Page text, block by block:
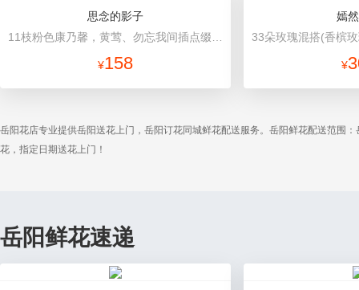
思念的影子
¥158
嫣
¥
岳阳花店专业提供岳阳送花上门，岳阳订花同城鲜花配送服务。岳阳鲜花配送范围
花，指定日期送花上门！
岳阳鲜花速递